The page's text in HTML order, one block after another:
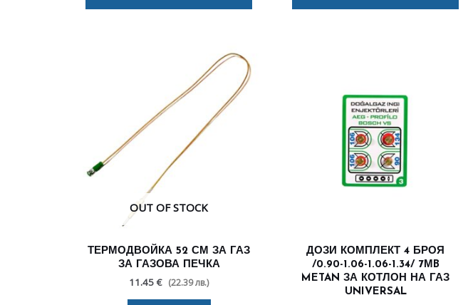
OUT OF STOCK
ТЕРМОДВОЙКА 52 СМ ЗА ГАЗ
ЗА ГАЗОВА ПЕЧКА
11.45 € (22.39 лв.)
ДОЗИ КОМПЛЕКТ 4 БРОЯ
/0.90-1.06-1.06-1.34/ 7МB
METAN ЗА КОТЛОН НА ГАЗ
UNIVERSAL